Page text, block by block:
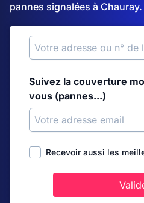
pannes signalées à Chauray.
Suivez la couverture
vous (pannes...)
Recevoir aussi les